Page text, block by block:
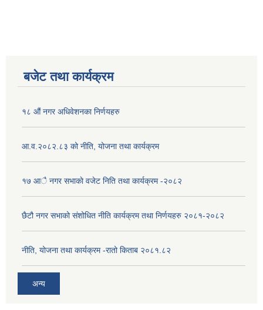
बजेट तथा कार्यक्रम
१८ औं नगर अधिवेशनका निर्णयहरु
आ.व.२०८२.८३ को नीति, योजना तथा कार्यक्रम
१७ आै नगर सभाकाे वजेट निति तथा कार्यक्रम -२०८२
छैटौ नगर सभाको संशोधित नीति कार्यक्रम तथा निर्णयहरु २०८१-२०८२
नीति, योजना तथा कार्यक्रम -रातो किताब २०८१.८२
अन्य